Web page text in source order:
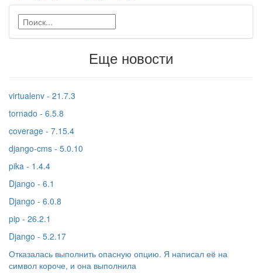
Еще новости
virtualenv - 21.7.3
tornado - 6.5.8
coverage - 7.15.4
django-cms - 5.0.10
pika - 1.4.4
Django - 6.1
Django - 6.0.8
pip - 26.2.1
Django - 5.2.17
Отказалась выполнить опасную опцию. Я написал её на
символ короче, и она выполнила